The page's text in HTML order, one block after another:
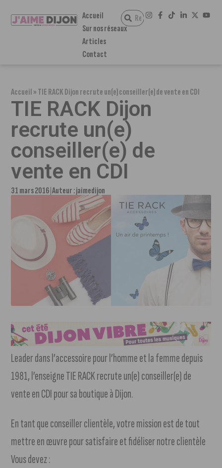
Accueil
Sur nos réseaux
Articles
Contact
Accueil»TIE RACK Dijon recrute un(e) conseiller(e) de vente en CDI
TIE RACK Dijon
recrute un(e)
conseiller(e) de
vente en CDI
31 mars 2016 Auteur :jaimedijon
Leader dans l’accessoire pour l’homme et la femme depuis
1981, l’enseigne TIE RACK recrute un(e) conseiller(e) de
vente en CDI pour sa boutique à Dijon.
En tant que conseiller clientèle, votre mission est de tout
mettre en œuvre pour satisfaire et fidéliser notre clientèle
Vous devez :